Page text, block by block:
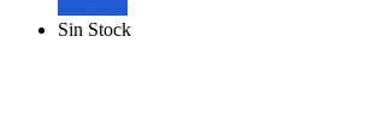
Sin Stock